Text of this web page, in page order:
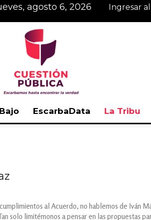
agosto 6, 2026 Ingresar
EscarbaData La Tribu
al Acuerdo, no hablemos de Iván
solo limitémonos a pensar en las propuestas